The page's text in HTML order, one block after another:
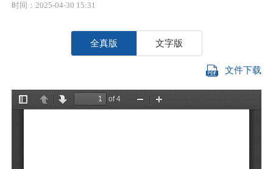
时间：2025-04-30 15:31
全真版 文字版
文件下载